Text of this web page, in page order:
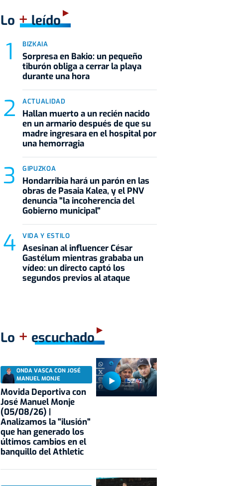
Lo +leído
BIZKAIA
Sorpresa en Bakio: un pequeño
tiburón obliga a cerrar la playa
durante una hora
ACTUALIDAD
Hallan muerto a un recién nacido
en un armario después de que su
madre ingresara en el hospital por
una hemorragia
GIPUZKOA
Hondarribia hará un parón en las
obras de Pasaia Kalea, y el PNV
denuncia "la incoherencia del
Gobierno municipal"
VIDA Y ESTILO
Asesinan al influencer César
Gastélum mientras grababa un
vídeo: un directo captó los
segundos previos al ataque
Lo + escuchado
52:42
ONDA VASCA CON JOSÉ
MANUEL MONJE
Movida Deportiva con
José Manuel Monje
(05/08/26) |
Analizamos la "ilusión"
que han generado los
últimos cambios en el
banquillo del Athletic